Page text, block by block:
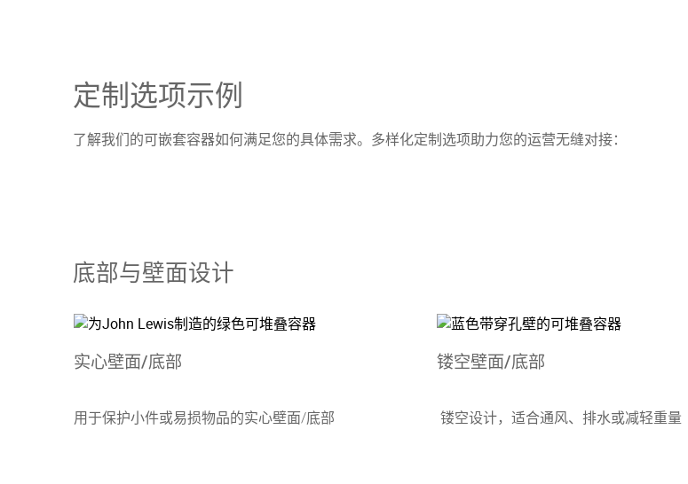
定制选项示例
了解我们的可嵌套容器如何满足您的具体需求。多样化定制选项助力您的运营无缝对接：
底部与壁面设计
实心壁面/底部
用于保护小件或易损物品的实心壁面/底部
镂空壁面/底部
镂空设计，适合通风、排水或减轻重量